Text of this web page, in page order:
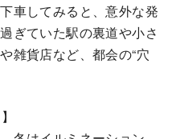
車してみると、意外な発
ぎていた駅の裏道や小さ
雑貨店など、都会の“穴
】